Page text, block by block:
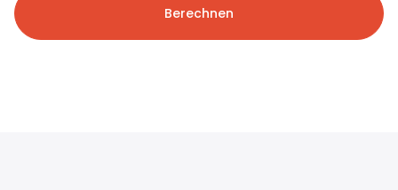
Berechnen